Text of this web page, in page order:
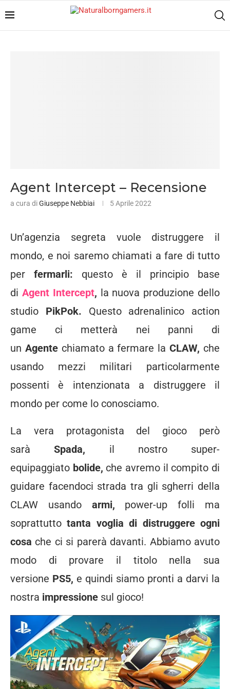
Agent Intercept – Recensione
a cura diGiuseppe Nebbiai 5 Aprile 2022
Un’agenzia segreta vuole distruggere il
mondo, e noi saremo chiamati a fare di tutto
per fermarli: questo è il principio base
di Agent Intercept, la nuova produzione dello
studio PikPok. Questo adrenalinico action
game ci metterà nei panni di
un Agente chiamato a fermare laCLAW, che
usando mezzi militari particolarmente
possenti è intenzionata a distruggere il
mondo per come lo conosciamo.
La vera protagonista del gioco però
saràSpada, il nostro super-
equipaggiato bolide, che avremo il compito di
guidare facendoci strada tra gli sgherri della
CLAW usando armi, power-up folli ma
soprattuttotanta voglia di distruggere ogni
cosa che ci si parerà davanti. Abbiamo avuto
modo di provare il titolo nella sua
versione PS5, e quindi siamo pronti a darvi la
nostra impressione sul gioco!